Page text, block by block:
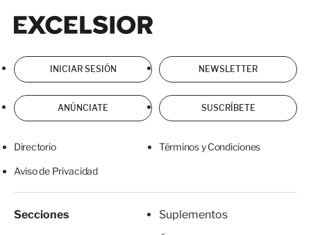
INICIAR SESIÓN NEWSLETTER
ANÚNCIATE SUSCRÍBETE
Directorio Términos y Condiciones
Aviso de Privacidad
Secciones
Suplementos